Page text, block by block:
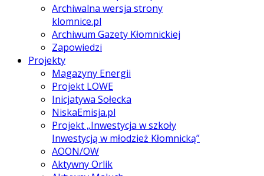
Archiwalna wersja strony
klomnice.pl
Archiwum Gazety Kłomnickiej
Zapowiedzi
Projekty
Magazyny Energii
Projekt LOWE
Inicjatywa Sołecka
NiskaEmisja.pl
Projekt „Inwestycja w szkoły
Inwestycją w młodzież Kłomnicką”
AOON/OW
Aktywny Orlik